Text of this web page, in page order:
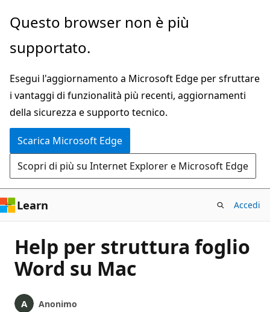
Ignora
passa
contenuto
principale
Questo browser non è più
supportato.
Esegui l'aggiornamento a Microsoft Edge per sfruttare
i vantaggi di funzionalità più recenti, aggiornamenti
della sicurezza e supporto tecnico.
Scarica Microsoft Edge
Scopri di più su Internet Explorer e Microsoft Edge
Learn Accedi
Help per struttura foglio
Word su Mac
Anonimo